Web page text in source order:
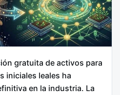
gratuita de activos para
iniciales leales ha
en la industria. La